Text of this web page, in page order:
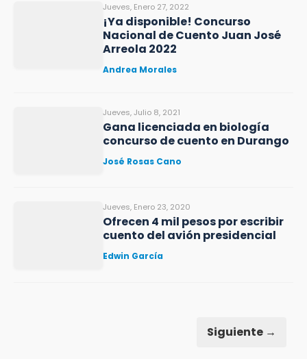
Jueves, Enero 27, 2022
¡Ya disponible! Concurso
Nacional de Cuento Juan José
Arreola 2022
Andrea Morales
Jueves, Julio 8, 2021
Gana licenciada en biología
concurso de cuento en Durango
José Rosas Cano
Jueves, Enero 23, 2020
Ofrecen 4 mil pesos por escribir
cuento del avión presidencial
Edwin García
Siguiente →